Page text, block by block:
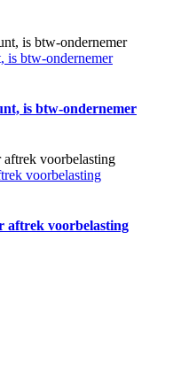
is btw-ondernemer
is btw-ondernemer
voorbelasting
aftrek voorbelasting